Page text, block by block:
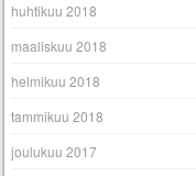
huhtikuu 2018
maaliskuu 2018
helmikuu 2018
tammikuu 2018
joulukuu 2017